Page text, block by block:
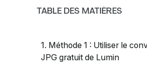
TABLE DES MATIÈRES
1. Méthode 1 : Utiliser le
JPG gratuit de Lumin